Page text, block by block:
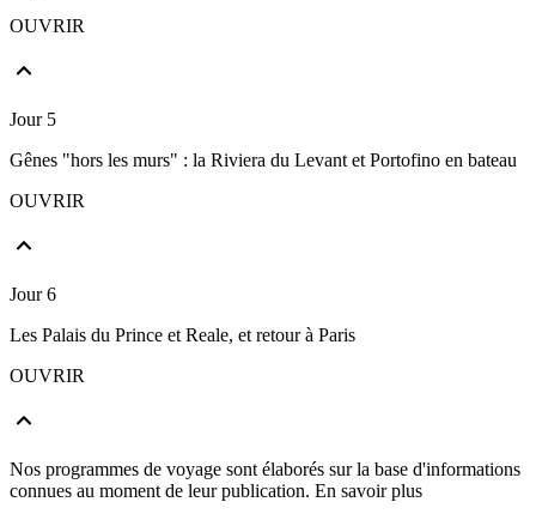
OUVRIR
Jour 5
Gênes "hors les murs" : la Riviera du Levant et Portofino en bateau
OUVRIR
Jour 6
Les Palais du Prince et Reale, et retour à Paris
OUVRIR
Nos programmes de voyage sont élaborés sur la base d'informations
connues au moment de leur publication. En savoir plus